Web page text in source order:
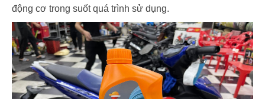
động cơ trong suốt quá trình sử dụng.